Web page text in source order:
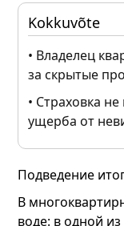
Kokkuvõte
• Владелец
за скрытые
• Страховка
ущерба от
Подведение
В
воде: в одной